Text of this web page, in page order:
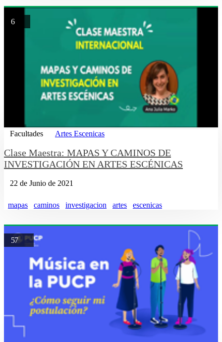
6
Facultades Artes Escenicas
Clase Maestra: MAPAS Y CAMINOS DE
INVESTIGACIÓN EN ARTES ESCÉNICAS
22 de Junio de 2021
mapas caminos investigacion artes escenicas
57